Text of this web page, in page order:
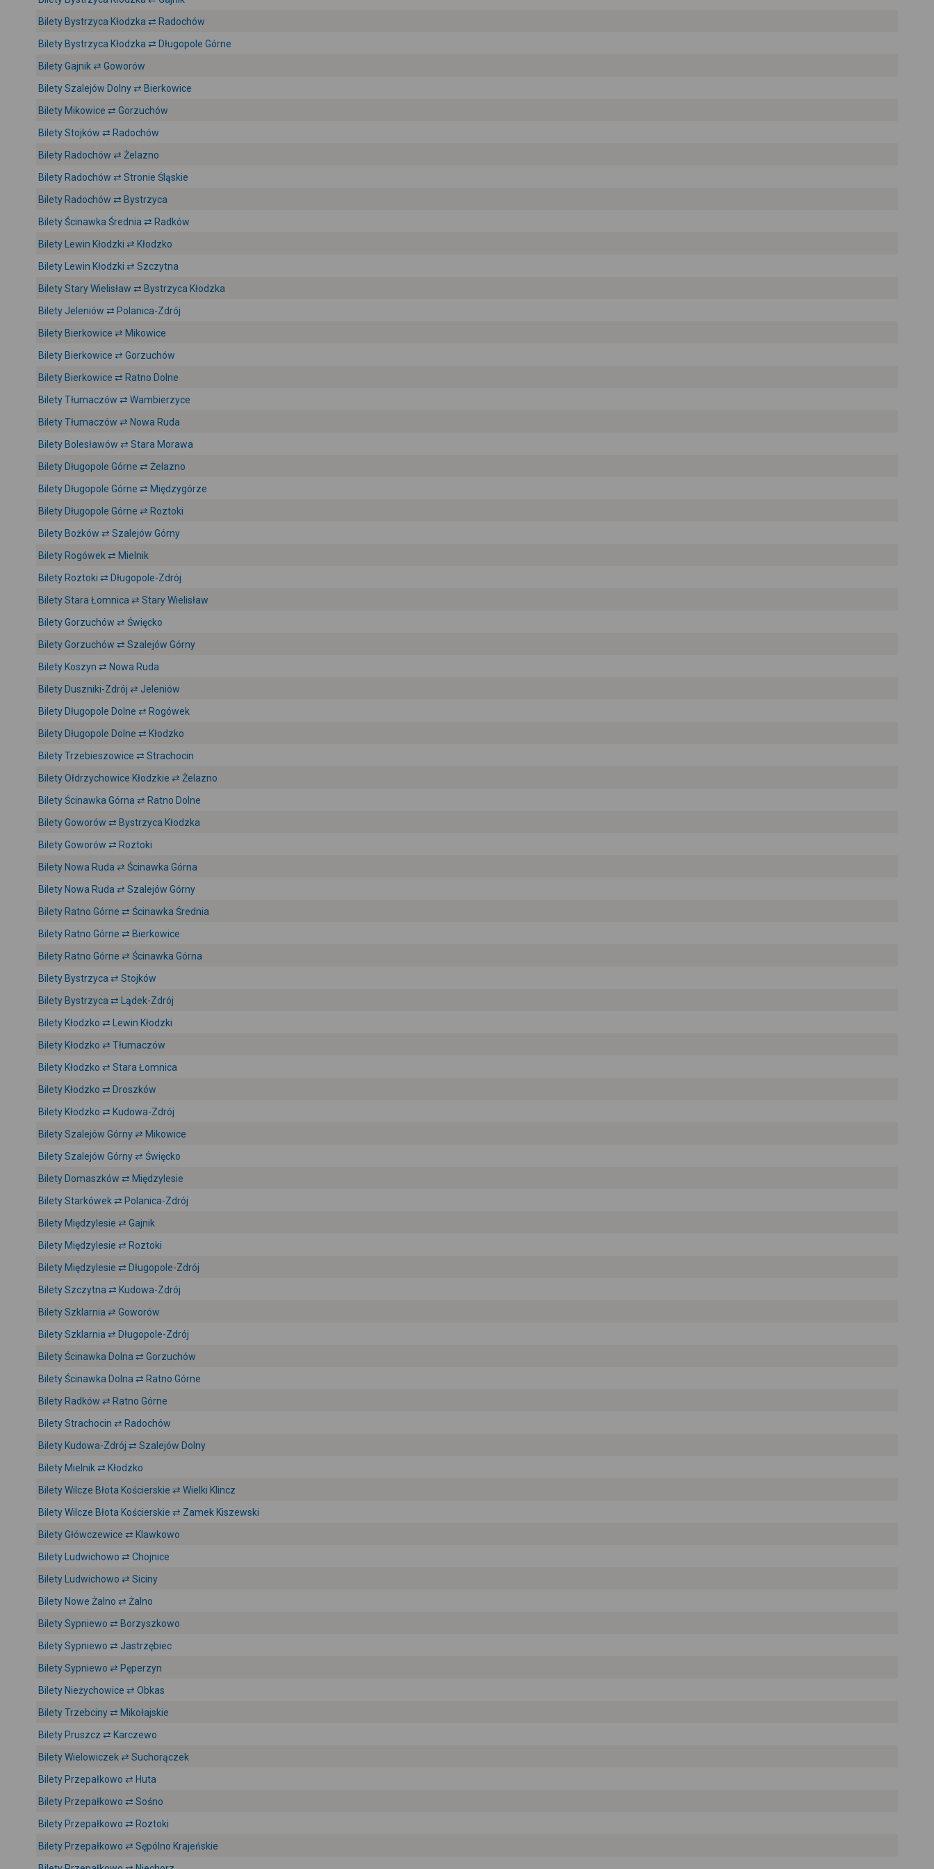
Bilety Bystrzyca Kłodzka ⇄ Radochów
Bilety Bystrzyca Kłodzka ⇄ Długopole Górne
Bilety Gajnik ⇄ Goworów
Bilety Szalejów Dolny ⇄ Bierkowice
Bilety Mikowice ⇄ Gorzuchów
Bilety Stojków ⇄ Radochów
Bilety Radochów ⇄ Żelazno
Bilety Radochów ⇄ Stronie Śląskie
Bilety Radochów ⇄ Bystrzyca
Bilety Ścinawka Średnia ⇄ Radków
Bilety Lewin Kłodzki ⇄ Kłodzko
Bilety Lewin Kłodzki ⇄ Szczytna
Bilety Stary Wielisław ⇄ Bystrzyca Kłodzka
Bilety Jeleniów ⇄ Polanica-Zdrój
Bilety Bierkowice ⇄ Mikowice
Bilety Bierkowice ⇄ Gorzuchów
Bilety Bierkowice ⇄ Ratno Dolne
Bilety Tłumaczów ⇄ Wambierzyce
Bilety Tłumaczów ⇄ Nowa Ruda
Bilety Bolesławów ⇄ Stara Morawa
Bilety Długopole Górne ⇄ Żelazno
Bilety Długopole Górne ⇄ Międzygórze
Bilety Długopole Górne ⇄ Roztoki
Bilety Bożków ⇄ Szalejów Górny
Bilety Rogówek ⇄ Mielnik
Bilety Roztoki ⇄ Długopole-Zdrój
Bilety Stara Łomnica ⇄ Stary Wielisław
Bilety Gorzuchów ⇄ Święcko
Bilety Gorzuchów ⇄ Szalejów Górny
Bilety Koszyn ⇄ Nowa Ruda
Bilety Duszniki-Zdrój ⇄ Jeleniów
Bilety Długopole Dolne ⇄ Rogówek
Bilety Długopole Dolne ⇄ Kłodzko
Bilety Trzebieszowice ⇄ Strachocin
Bilety Ołdrzychowice Kłodzkie ⇄ Żelazno
Bilety Ścinawka Górna ⇄ Ratno Dolne
Bilety Goworów ⇄ Bystrzyca Kłodzka
Bilety Goworów ⇄ Roztoki
Bilety Nowa Ruda ⇄ Ścinawka Górna
Bilety Nowa Ruda ⇄ Szalejów Górny
Bilety Ratno Górne ⇄ Ścinawka Średnia
Bilety Ratno Górne ⇄ Bierkowice
Bilety Ratno Górne ⇄ Ścinawka Górna
Bilety Bystrzyca ⇄ Stojków
Bilety Bystrzyca ⇄ Lądek-Zdrój
Bilety Kłodzko ⇄ Lewin Kłodzki
Bilety Kłodzko ⇄ Tłumaczów
Bilety Kłodzko ⇄ Stara Łomnica
Bilety Kłodzko ⇄ Droszków
Bilety Kłodzko ⇄ Kudowa-Zdrój
Bilety Szalejów Górny ⇄ Mikowice
Bilety Szalejów Górny ⇄ Święcko
Bilety Domaszków ⇄ Międzylesie
Bilety Starkówek ⇄ Polanica-Zdrój
Bilety Międzylesie ⇄ Gajnik
Bilety Międzylesie ⇄ Roztoki
Bilety Międzylesie ⇄ Długopole-Zdrój
Bilety Szczytna ⇄ Kudowa-Zdrój
Bilety Szklarnia ⇄ Goworów
Bilety Szklarnia ⇄ Długopole-Zdrój
Bilety Ścinawka Dolna ⇄ Gorzuchów
Bilety Ścinawka Dolna ⇄ Ratno Górne
Bilety Radków ⇄ Ratno Górne
Bilety Strachocin ⇄ Radochów
Bilety Kudowa-Zdrój ⇄ Szalejów Dolny
Bilety Mielnik ⇄ Kłodzko
Bilety Wilcze Błota Kościerskie ⇄ Wielki Klincz
Bilety Wilcze Błota Kościerskie ⇄ Zamek Kiszewski
Bilety Główczewice ⇄ Klawkowo
Bilety Ludwichowo ⇄ Chojnice
Bilety Ludwichowo ⇄ Siciny
Bilety Nowe Żalno ⇄ Żalno
Bilety Sypniewo ⇄ Borzyszkowo
Bilety Sypniewo ⇄ Jastrzębiec
Bilety Sypniewo ⇄ Pęperzyn
Bilety Nieżychowice ⇄ Obkas
Bilety Trzebciny ⇄ Mikołajskie
Bilety Pruszcz ⇄ Karczewo
Bilety Wielowiczek ⇄ Suchorączek
Bilety Przepałkowo ⇄ Huta
Bilety Przepałkowo ⇄ Sośno
Bilety Przepałkowo ⇄ Roztoki
Bilety Przepałkowo ⇄ Sępólno Krajeńskie